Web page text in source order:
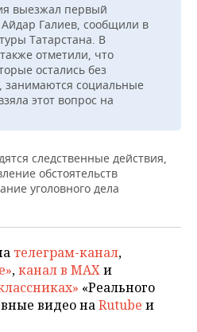
выезжал первый
Галиев, сообщили в
Татарстана. В
отметили, что
остались без
занимаются социальные
этот вопрос на
следственные действия,
обстоятельств
уголовного дела
телеграм-канал,
,канал в MAXи
«Реального
видео наRutube и